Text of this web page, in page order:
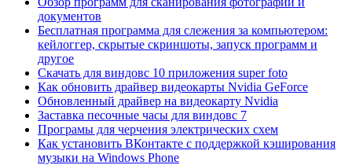
документов
Бесплатная программа для слежения за компьютером:
кейлоггер, скрытые скриншоты, запуск программ и
другое
Скачать для виндовс 10 приложения super foto
Как обновить драйвер видеокарты Nvidia GeForce
Обновленный драйвер на видеокарту Nvidia
Заставка песочные часы для виндовс 7
Програмы для черчения электрических схем
Как установить ВКонтакте с поддержкой кэширования
музыки на Windows Phone